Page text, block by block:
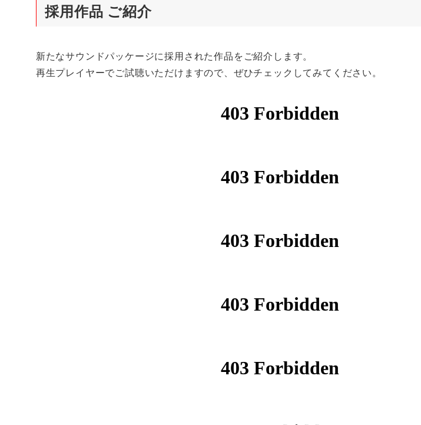
採用作品 ご紹介
新たなサウンドパッケージに採用された作品をご紹介します。
再生プレイヤーでご試聴いただけますので、ぜひチェックしてみてください。